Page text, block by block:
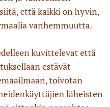
että kaikki on hyvin,
vanhemmuutta.
kuvittelevat että
estävät
toivotan
läheisten